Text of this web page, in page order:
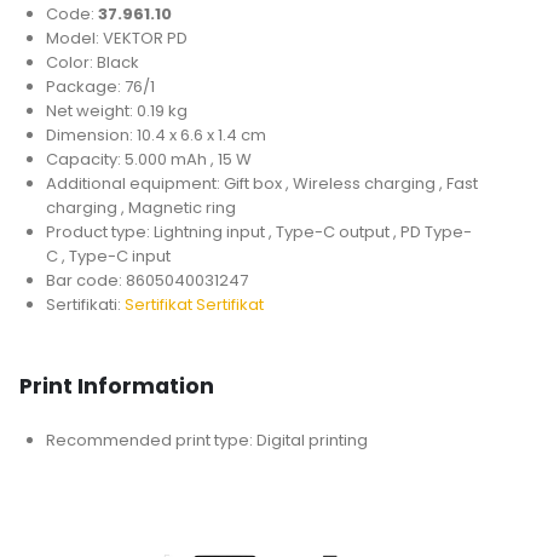
Code:37.961.10
Model: VEKTOR PD
Color: Black
Package: 76/1
Net weight: 0.19 kg
Dimension: 10.4 x 6.6 x 1.4 cm
Capacity: 5.000 mAh , 15 W
Additional equipment: Gift box , Wireless charging , Fast
charging , Magnetic ring
Product type: Lightning input , Type-C output , PD Type-
C , Type-C input
Bar code: 8605040031247
Sertifikati:SertifikatSertifikat
Print Information
Recommended print type: Digital printing